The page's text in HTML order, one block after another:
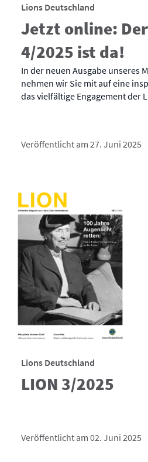
Lions Deutschland
Jetzt online:
4/2025 ist da!
In der neuen Ausgabe unseres
nehmen wir Sie mit auf eine
das vielfältige Engagement der
Veröffentlicht am 27. Juni 2025
Lions Deutschland
LION 3/2025
Veröffentlicht am 02. Juni 2025